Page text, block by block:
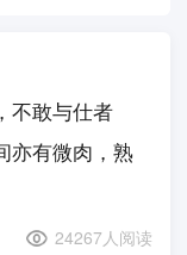
敢与仕者
亦有微肉，熟
24267人阅读